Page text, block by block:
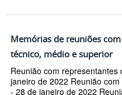
Memórias de reuniões
técnico, médio e superior
Reunião com
janeiro de 2022 Reunião
- 28 de janeiro de 2022